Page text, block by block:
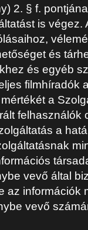
2. § f.
is végez.
és
és egyéb
filmhíradók
a
a
vevő által
az információk
vevő